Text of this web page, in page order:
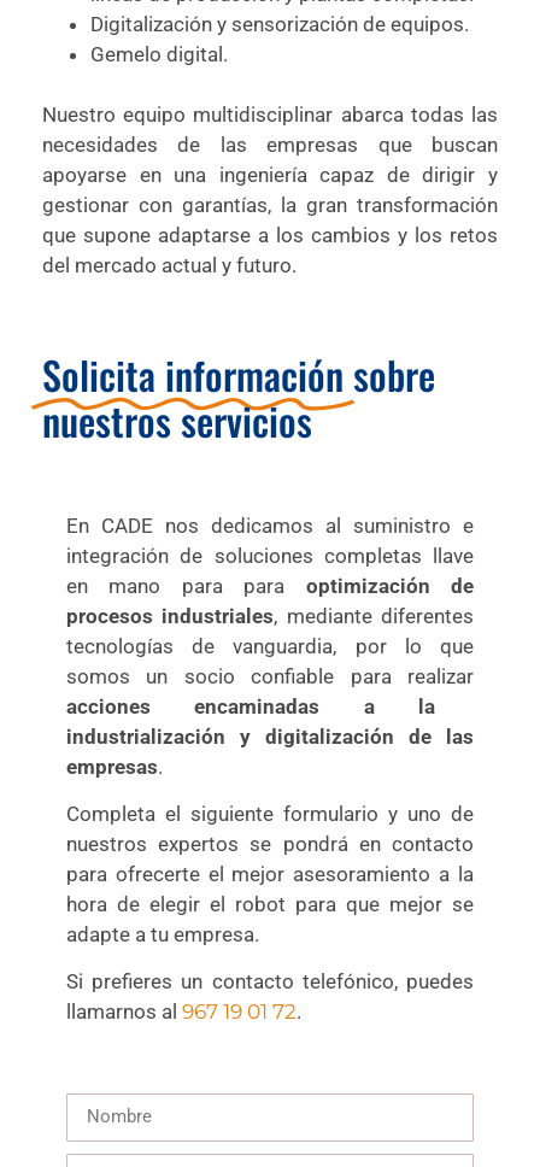
Digitalización y sensorización de equipos.
Gemelo digital.
Nuestro equipo multidisciplinar abarca todas las
necesidades de las empresas que buscan
apoyarse en una ingeniería capaz de dirigir y
gestionar con garantías, la gran transformación
que supone adaptarse a los cambios y los retos
del mercado actual y futuro.
Solicita informaciónsobre
nuestros servicios
En CADE nos dedicamos al suministro e
integración de soluciones completas llave
en mano para para optimización de
procesos industriales, mediante diferentes
tecnologías de vanguardia, por lo que
somos un socio confiable para realizar
acciones encaminadas a la
industrialización y digitalización de las
empresas.
Completa el siguiente formulario y uno de
nuestros expertos se pondrá en contacto
para ofrecerte el mejor asesoramiento a la
hora de elegir el robot para que mejor se
adapte a tu empresa.
Si prefieres un contacto telefónico, puedes
llamarnos al 967 19 01 72.